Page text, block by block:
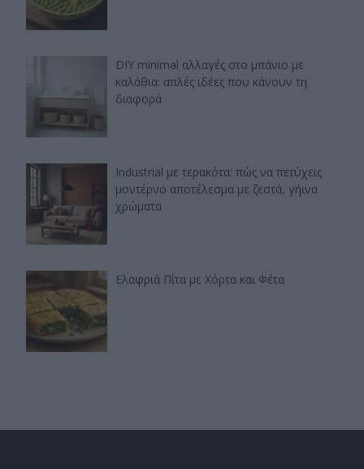
DIY minimal αλλαγές στο μπάνιο με
καλάθια: απλές ιδέες που κάνουν τη
διαφορά
Industrial με τερακότα: πώς να πετύχεις
μοντέρνο αποτέλεσμα με ζεστά, γήινα
χρώματα
Ελαφριά Πίτα με Χόρτα και Φέτα